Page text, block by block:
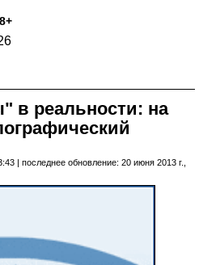
в реальности: на
| последнее обновление: 20 июня 2013 г.,